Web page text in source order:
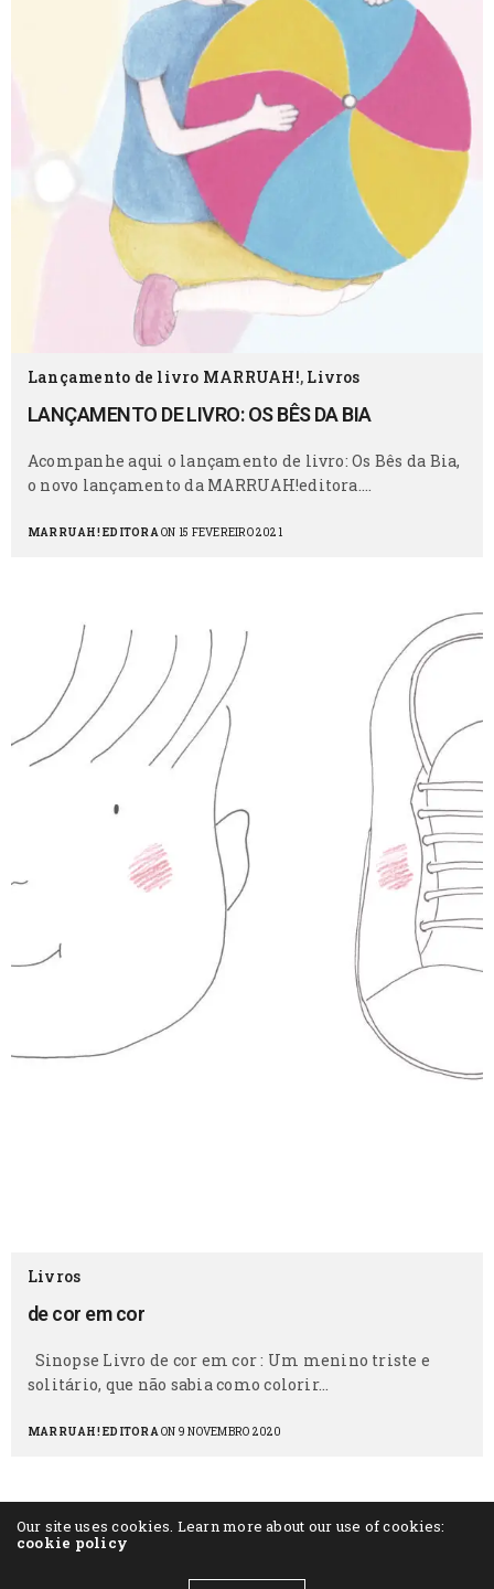
Lançamento de livro MARRUAH!, Livros
LANÇAMENTO DE LIVRO: OS BÊS DA BIA
Acompanhe aqui o lançamento de livro: Os Bês da Bia,
o novo lançamento da MARRUAH!editora.…
MARRUAH! EDITORAON 15 FEVEREIRO 2021
Livros
de cor em cor
Sinopse Livro de cor em cor : Um menino triste e
solitário, que não sabia como colorir…
MARRUAH! EDITORAON 9 NOVEMBRO 2020
Our site uses cookies. Learn more about our use of cookies:
cookie policy